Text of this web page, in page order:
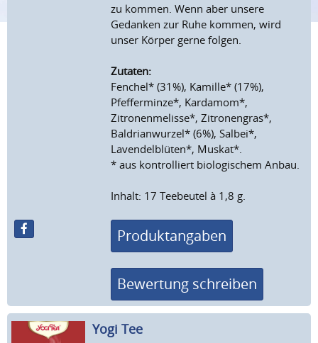
zu kommen. Wenn aber unsere
Gedanken zur Ruhe kommen, wird
unser Körper gerne folgen.
Zutaten:
Fenchel* (31%), Kamille* (17%),
Pfefferminze*, Kardamom*,
Zitronenmelisse*, Zitronengras*,
Baldrianwurzel* (6%), Salbei*,
Lavendelblüten*, Muskat*.
* aus kontrolliert biologischem Anbau.
Inhalt: 17 Teebeutel à 1,8 g.
Produktangaben
Bewertung schreiben
Yogi Tee